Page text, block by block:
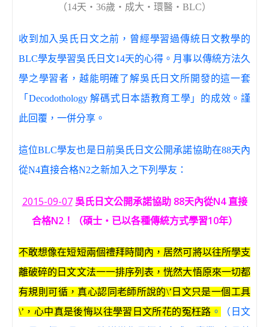
o
k
m o
te
（14天‧36歲‧成大‧環醫 ‧ BLC）
收到加入吳氏日文之前，曾經學習過傳統日文教學的
BLC學友學習吳氏日文14天的心得。月事以傳統方法久
學之學習者，越能明確了解吳氏日文所開發的這一套
「Decodothology 解碼式日本語教育工學」的成效。謹
此回覆，一併分享。
這位BLC學友也是日前吳氏日文公開承諾協助在88天內
從N4直接合格N2之新加入之下列學友：
2015-09-07 吳氏日文公開承諾協助 88天內從N4 直接
合格N2！（碩士‧已以各種傳統方式學習10年）
不敢想像在短短兩個禮拜時間內，居然可將以往所學支
離破碎的日文文法一一排序列表，恍然大悟原來一切都
有規則可循，真心認同老師所說的\’日文只是一個工具
\’，心中真是後悔以往學習日文所花的冤枉路 。
（日文